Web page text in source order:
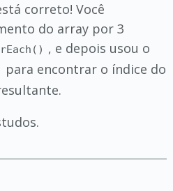
correto! Você
do array por 3
, e depois usou o
para encontrar o índice do